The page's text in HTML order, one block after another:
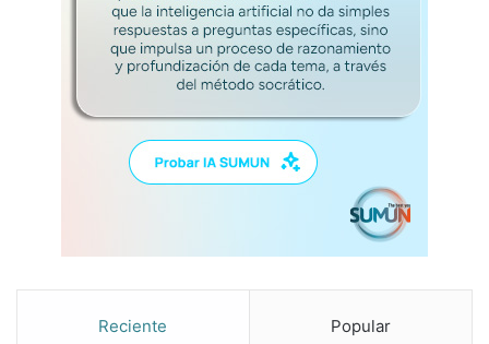
Reciente Popular